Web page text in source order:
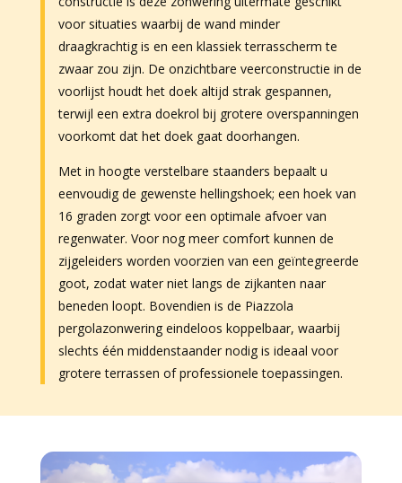
voor situaties waarbij de wand minder
draagkrachtig is en een klassiek terrasscherm te
zwaar zou zijn. De onzichtbare veerconstructie in de
voorlijst houdt het doek altijd strak gespannen,
terwijl een extra doekrol bij grotere overspanningen
voorkomt dat het doek gaat doorhangen.
Met in hoogte verstelbare staanders bepaalt u
eenvoudig de gewenste hellingshoek; een hoek van
16 graden zorgt voor een optimale afvoer van
regenwater. Voor nog meer comfort kunnen de
zijgeleiders worden voorzien van een geïntegreerde
goot, zodat water niet langs de zijkanten naar
beneden loopt. Bovendien is de Piazzola
pergolazonwering eindeloos koppelbaar, waarbij
slechts één middenstaander nodig is ideaal voor
grotere terrassen of professionele toepassingen.